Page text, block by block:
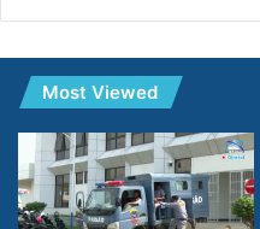
Most Viewed